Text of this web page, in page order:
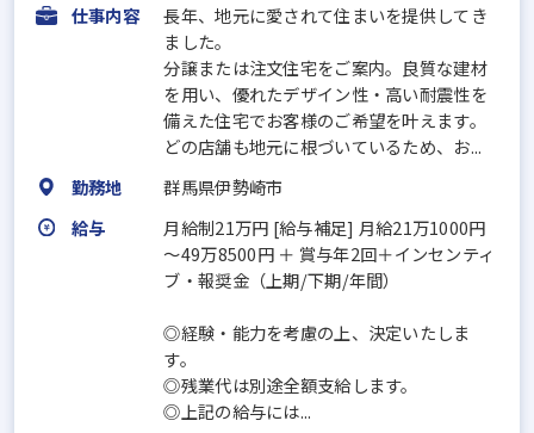
仕事内容
長年、地元に愛されて住まいを提供してき
ました。
分譲または注文住宅をご案内。良質な建材
を用い、優れたデザイン性・高い耐震性を
備えた住宅でお客様のご希望を叶えます。
どの店舗も地元に根づいているため、お...
勤務地
群馬県伊勢崎市
給与
月給制21万円 [給与補足] 月給21万1000円
～49万8500円 ＋ 賞与年2回＋インセンティ
ブ・報奨金（上期/下期/年間）
◎経験・能力を考慮の上、決定いたしま
す。
◎残業代は別途全額支給します。
◎上記の給与には...